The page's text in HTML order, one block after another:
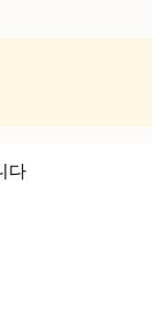
다